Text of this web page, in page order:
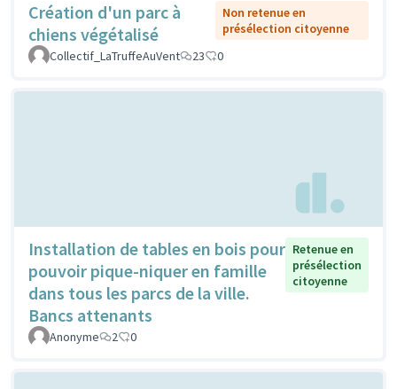
Création d'un parc à
chiens végétalisé
Non retenue en
présélection citoyenne
Collectif_LaTruffeAuVent
23 0
Installation de tables en bois pour
pouvoir pique-niquer en famille
dans tous les parcs de la ville.
Bancs attenants
Retenue en
présélection
citoyenne
Anonyme 2 0